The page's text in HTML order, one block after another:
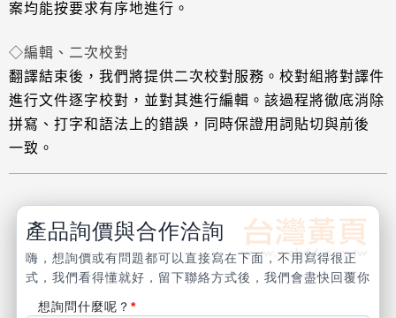
案均能按要求有序地進行。
◇編輯、二次校對
翻譯結束後，我們將提供二次校對服務。校對組將對譯件
進行文件逐字校對，並對其進行編輯。該過程將徹底消除
拼寫、打字和語法上 的錯誤，同時保證用詞貼切與前後
一致。
產品詢價與合作洽詢
嗨，想詢價或有問題都可以直接寫在下面，不用寫得很正
式，我們看得懂就好，留下聯絡方式後，我們會盡快回覆你
想詢問什麼呢？